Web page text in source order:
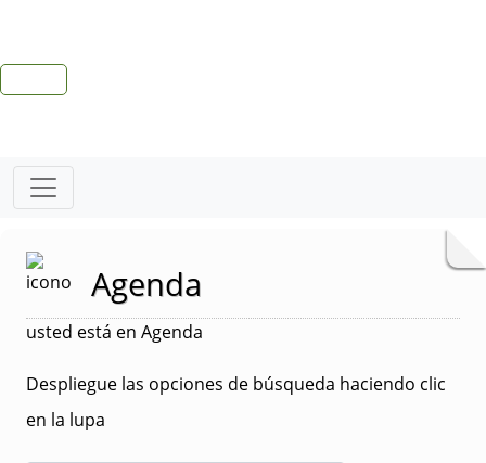
Agenda
usted está en Agenda
Despliegue las opciones de búsqueda haciendo clic
en la lupa